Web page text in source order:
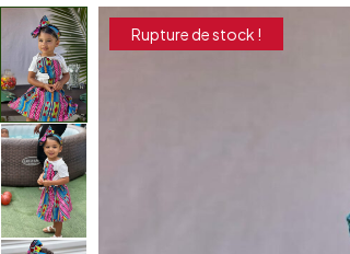
Rupture de stock !